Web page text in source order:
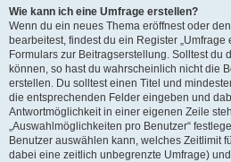
Wie kann ich eine Umfrage erstellen?
Wenn du ein neues Thema eröffnest oder
bearbeitest, findest du ein Register „Umfrage
Formulars zur Beitragserstellung. Solltest du
können, so hast du wahrscheinlich nicht die
erstellen. Du solltest einen Titel und
die entsprechenden Felder eingeben und
Antwortmöglichkeit in einer eigenen Zeile
„Auswahlmöglichkeiten pro Benutzer“
Benutzer auswählen kann, welches Zeitlimit
dabei eine zeitlich unbegrenzte Umfrage)